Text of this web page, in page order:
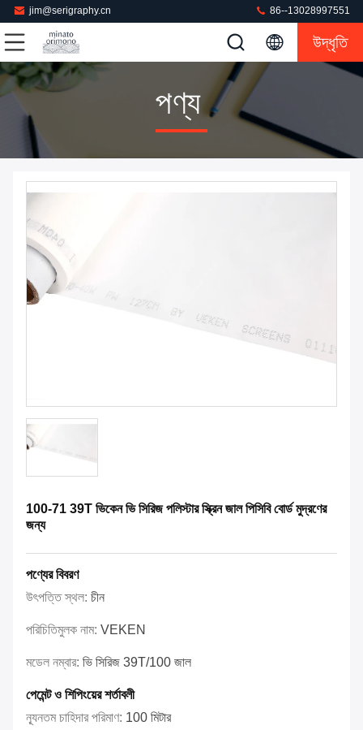
jim@serigraphy.cn 86--13028997551
উদ্ধৃতি
পণ্য
100-71 39T ভিকেন ভি সিরিজ পলিস্টার স্ক্রিন জাল পিসিবি বোর্ড মুদ্রণের
জন্য
পণ্যের বিবরণ
উৎপত্তি স্থল: চীন
পরিচিতিমুলক নাম: VEKEN
মডেল নম্বার: ভি সিরিজ 39T/100 জাল
পেমেন্ট ও শিপিংয়ের শর্তাবলী
ন্যূনতম চাহিদার পরিমাণ: 100 মিটার